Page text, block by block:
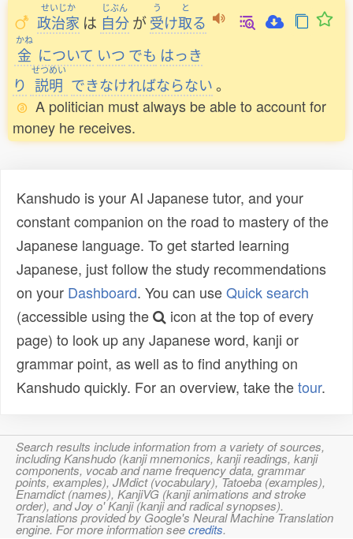
せいじか
政治家 は
じぶん
自分 が
う
受け
と
取る
かね
金 について いつ でも はっき
り
せつめい
説明 できなければならない。
A politician must always be able to account for
money he receives.
Kanshudo is your AI Japanese tutor, and your
constant companion on the road to mastery of the
Japanese language. To get started learning
Japanese, just follow the study recommendations
on your Dashboard. You can useQuick search
(accessible using the
icon at the top of every
page) to look up any Japanese word, kanji or
grammar point, as well as to find anything on
Kanshudo quickly. For an overview, take thetour.
Search results include information from a variety of sources,
including Kanshudo (kanji mnemonics, kanji readings, kanji
components, vocab and name frequency data, grammar
points, examples), JMdict (vocabulary), Tatoeba (examples),
Enamdict (names), KanjiVG (kanji animations and stroke
order), and Joy o' Kanji (kanji and radical synopses).
Translations provided by Google's Neural Machine Translation
engine. For more information seecredits.